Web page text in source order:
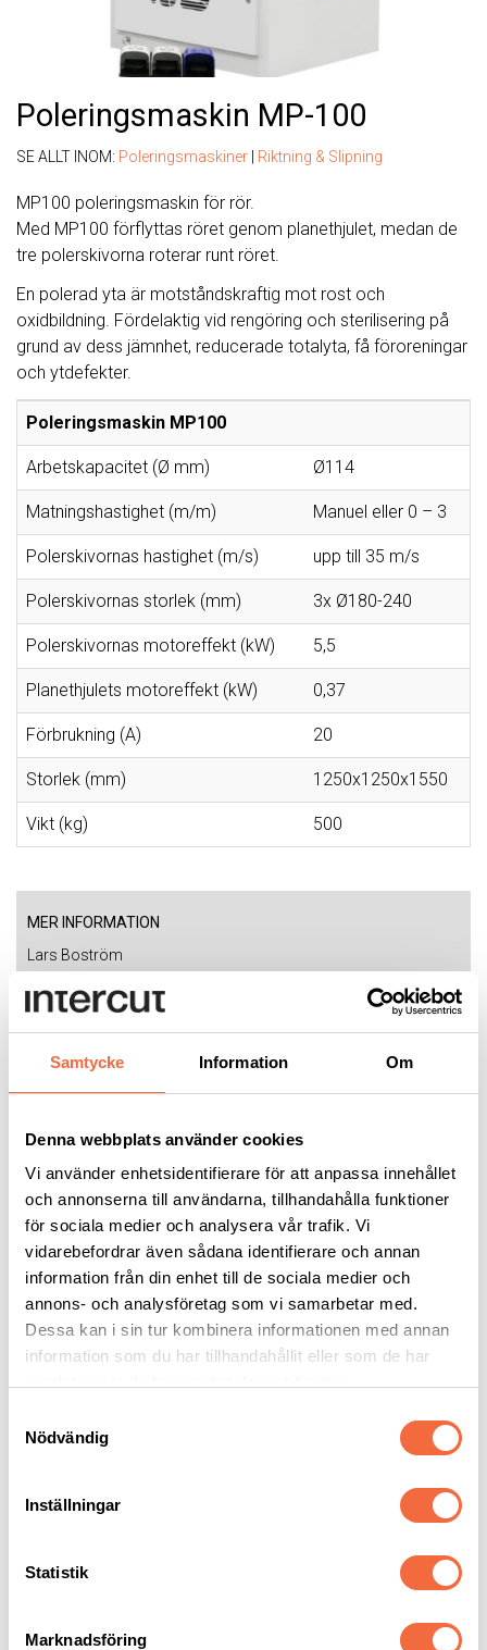
Samtycke Information Om
Denna webbplats använder cookies
Vi använder enhetsidentifierare för att anpassa innehållet
och annonserna till användarna, tillhandahålla funktioner
för sociala medier och analysera vår trafik. Vi
vidarebefordrar även sådana identifierare och annan
information från din enhet till de sociala medier och
annons- och analysföretag som vi samarbetar med.
Dessa kan i sin tur kombinera informationen med annan
information som du har tillhandahållit eller som de har
Nödvändig
Inställningar
Statistik
Marknadsföring
Poleringsmaskin MP-100
SE ALLT INOM: Poleringsmaskiner | Riktning & Slipning
MP100 poleringsmaskin för rör.
Med MP100 förflyttas röret genom planethjulet, medan de
tre polerskivorna roterar runt röret.
En polerad yta är motståndskraftig mot rost och
oxidbildning. Fördelaktig vid rengöring och sterilisering på
grund av dess jämnhet, reducerade totalyta, få föroreningar
och ytdefekter.
Poleringsmaskin MP100
Arbetskapacitet (Ø mm) Ø114
Matningshastighet (m/m) Manuel eller 0 – 3
Polerskivornas hastighet (m/s) upp till 35 m/s
Polerskivornas storlek (mm) 3x Ø180-240
Polerskivornas motoreffekt (kW) 5,5
Planethjulets motoreffekt (kW) 0,37
Förbrukning (A) 20
Storlek (mm) 1250x1250x1550
Vikt (kg) 500
MER INFORMATION
Lars Boström
+46 8 550 512 05
+46 70 515 6928
Ladda ner:
Kontakta Lars Boström för mer information:
RELATERADE PRODUKTER